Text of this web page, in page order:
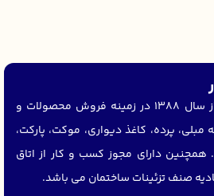
ساوا دکور فعالیت خود را از سال 1388 در زمینه فروش محصولات و
مبلی، پرده، کاغذ دیواری، موکت، پارکت،
همچنین دارای مجوز کسب و کار از اتاق
صنف تزئینات ساختمان می باشد.